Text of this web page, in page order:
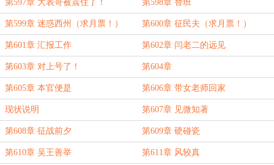
第597章 大表哥被震住了！ 第598章 替班
第599章 迷惑西州（求月票！） 第600章 征民夫（求月票！）
第601章 汇报工作 第602章 闫老二的远见
第603章 对上号了！ 第604章
第605章 本官便是 第606章 带女老师回家
现状说明 第607章 见微知著
第608章 征战前夕 第609章 硬碰瓷
第610章 吴王善举 第611章 风较真